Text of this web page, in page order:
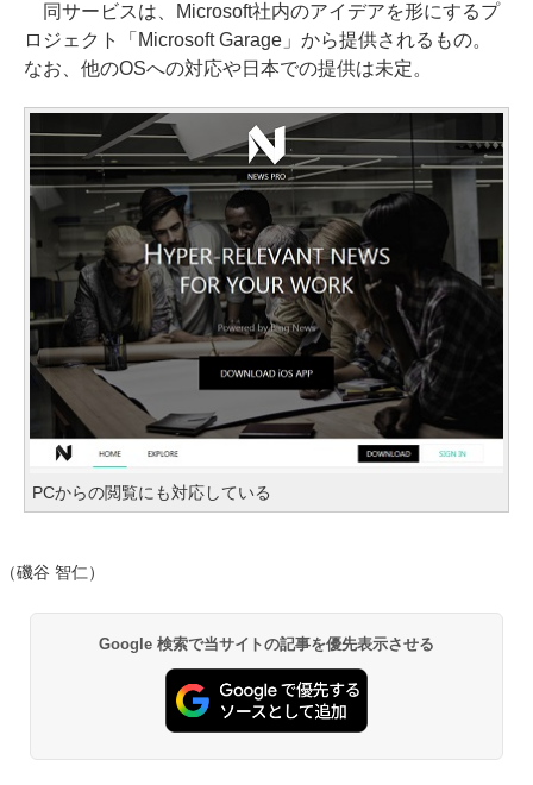
同サービスは、Microsoft社内のアイデアを形にするプ
ロジェクト「Microsoft Garage」から提供されるもの。
なお、他のOSへの対応や日本での提供は未定。
PCからの閲覧にも対応している
（磯谷 智仁）
Google 検索で当サイトの記事を優先表示させる